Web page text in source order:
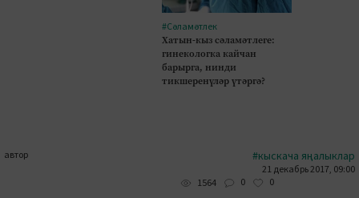
#Сәламәтлек
Хатын-кыз сәламәтлеге:
гинекологка кайчан
барырга, нинди
тикшеренүләр үтәргә?
автор #кыскача яңалыклар
21 декабрь 2017, 09:00
1564
0 0